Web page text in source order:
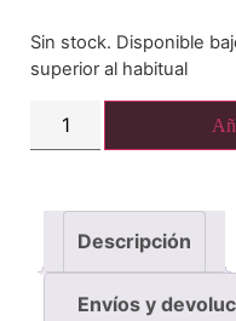
Sin stock. Disponible
superior al habitual
Descripción
Envíos y